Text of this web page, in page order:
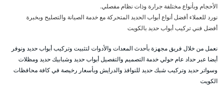
الأحجام وبأنواع مختلفة جرارة وذات نظام مفصلي.
نورد للعملاء أفضل أنواع أبواب الحديد المتحركة مع خدمة الصيانة والتصليح وبخبرة
أفضل فني تركيب أبواب حديد بالكويت
نعمل من خلال فريق مجهزة بأحدث المعدات والأدوات لتثبيت وتركيب أبواب حديد ونوفر
أيضا عبر حداد عام حولي خدمة التصميم والتفصيل أبواب حديد وشبابيك حديد ومظلات
وسواتر حديد وتركيب شبك حديد للنوافذ والدرايش وبأسعار رخيصة في كافة محافظات
الكويت